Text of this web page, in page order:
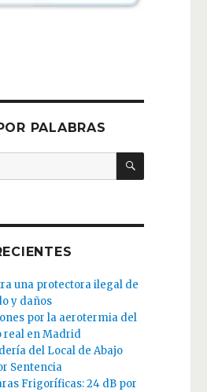
PALABRAS
BUSCAR
una protectora ilegal de
y daños
por la aerotermia del
real en Madrid
del Local de Abajo
Sentencia
Frigoríficas: 24 dB por